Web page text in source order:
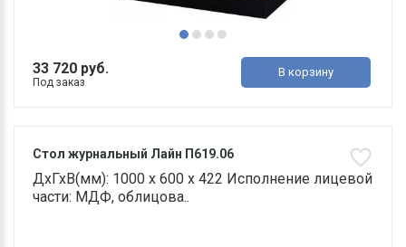
33 720 руб.
Под заказ
В корзину
Стол журнальный Лайн П619.06
ДхГхВ(мм): 1000 х 600 х 422 Исполнение лицевой
части: МДФ, облицова..